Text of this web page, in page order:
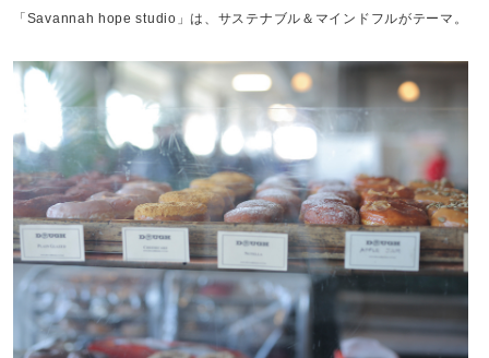
「Savannah hope studio」は、サステナブル＆マインドフルがテーマ。